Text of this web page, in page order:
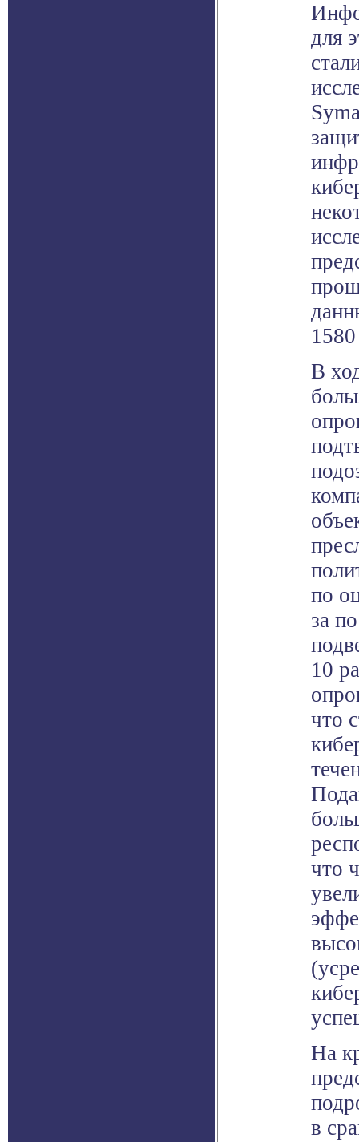
для
В
по
за
10
что
что
На
в